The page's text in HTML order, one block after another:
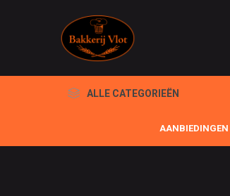
ALLE CATEGORIEËN
AANBIEDINGEN